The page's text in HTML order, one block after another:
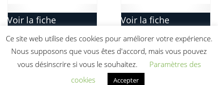
Voir la fiche
Ajouter au devis
Voir la fiche
Ajouter au devis
Ce site web utilise des cookies pour améliorer votre expérience.
Nous supposons que vous êtes d'accord, mais vous pouvez
vous désinscrire si vous le souhaitez.
Paramètres des
cookies
Accepter